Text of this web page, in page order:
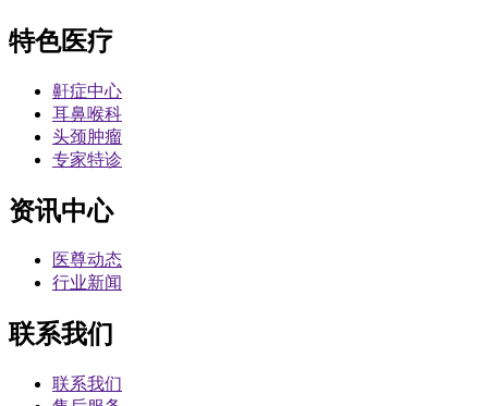
特色医疗
鼾症中心
耳鼻喉科
头颈肿瘤
专家特诊
资讯中心
医尊动态
行业新闻
联系我们
联系我们